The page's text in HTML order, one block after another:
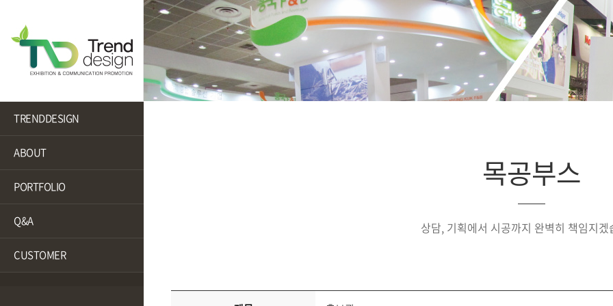
TRENDDESIGN
ABOUT
PORTFOLIO
Q&A
CUSTOMER
목공부스
상담, 기획에서 시공까지 완벽히 책임지겠